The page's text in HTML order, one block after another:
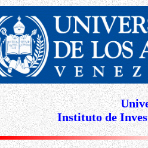
Instituto de